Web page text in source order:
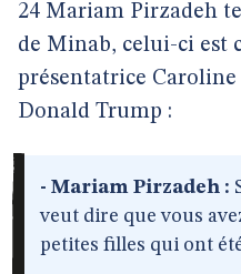
24 Mariam Pirzadeh
de Minab, celui-ci est
présentatrice
Donald Trump :
- Mariam Pirzadeh :
veut dire que vous
petites filles qui ont